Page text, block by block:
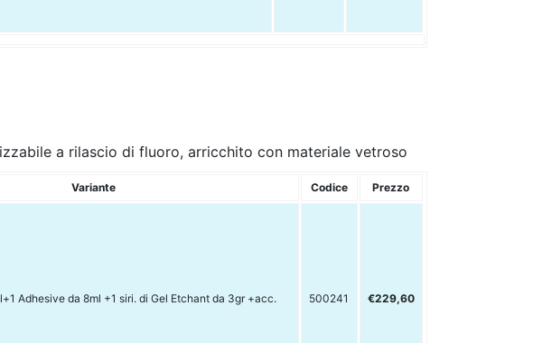
a rilascio di fluoro, arricchito con materiale vetroso
Variante Codice Prezzo
Adhesive da 8ml +1 siri. di Gel Etchant da 3gr +acc. 500241 €229,60